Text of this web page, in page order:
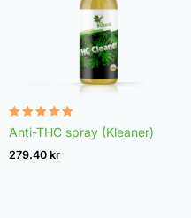
Vurderet
4.75
ud af 5
Anti-THC spray (Kleaner)
279.40 kr